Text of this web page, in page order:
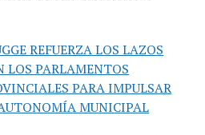
REFUERZA LOS LAZOS
LOS PARLAMENTOS
PARA IMPULSAR
MUNICIPAL